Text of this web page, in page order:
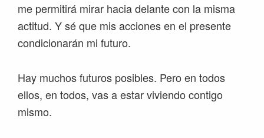
me permitirá mirar hacia delante con la misma
actitud. Y sé que mis acciones en el presente
condicionarán mi futuro.
Hay muchos futuros posibles. Pero en todos
ellos, en todos, vas a estar viviendo contigo
mismo.